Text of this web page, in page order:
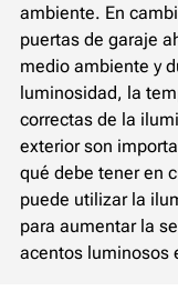
ambiente. En
puertas de garaje
medio ambiente y
luminosidad, la
correctas de la
exterior son
qué debe tener en
puede utilizar la
para aumentar la
acentos luminosos